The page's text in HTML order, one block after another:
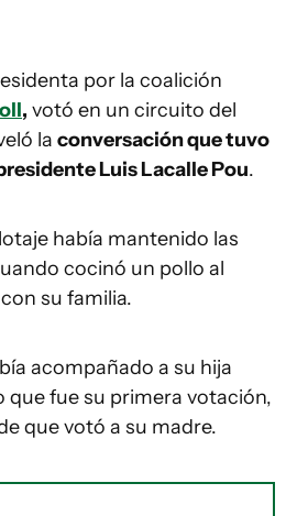
por la coalición
, votó en un circuito del
la conversación que tuvo
Luis Lacalle Pou.
había mantenido las
cocinó un pollo al
su familia.
acompañado a su hija
que fue su primera votación,
que votó a su madre.